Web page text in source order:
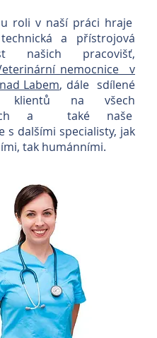
roli v naší práci hraje
a přístrojová
našich pracovišť,
nemocnice v
Labem, dále sdílené
klientů na všech
a také naše
s dalšími specialisty, jak
tak humánními.